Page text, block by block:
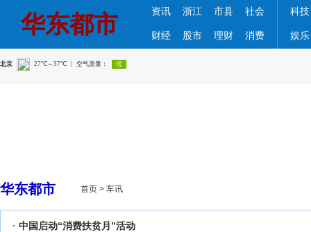
华东都市 资讯 浙江 市县 社会
财经 股市 理财 消费
科技
娱乐
华东都市 首页 > 车讯
中国启动“消费扶贫月”活动